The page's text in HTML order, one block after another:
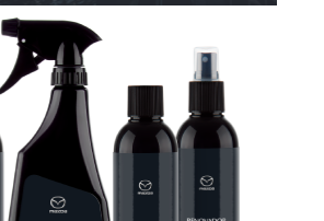
de carga de tu vehículo con
de techo. Un accesorio que te brinda
en cada trayecto.